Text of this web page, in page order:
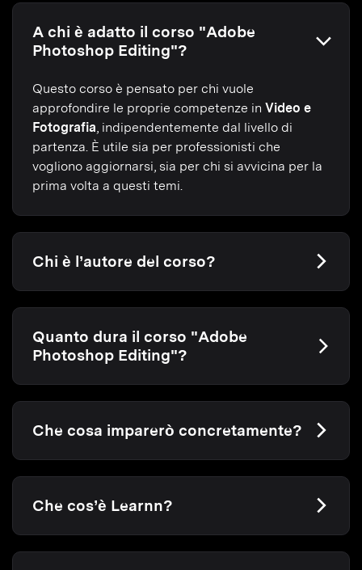
A chi è adatto il corso "Adobe
Photoshop Editing"?
Questo corso è pensato per chi vuole
approfondire le proprie competenze in Video e
Fotografia , indipendentemente dal livello di
partenza. È utile sia per professionisti che
vogliono aggiornarsi, sia per chi si avvicina per la
prima volta a questi temi.
Chi è l’autore del corso?
Quanto dura il corso "Adobe
Photoshop Editing"?
Che cosa imparerò concretamente?
Che cos’è Learnn?